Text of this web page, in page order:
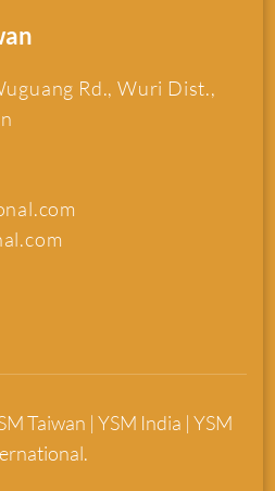
Rd., Wuri Dist.,
Taiwan | YSM India | YSM